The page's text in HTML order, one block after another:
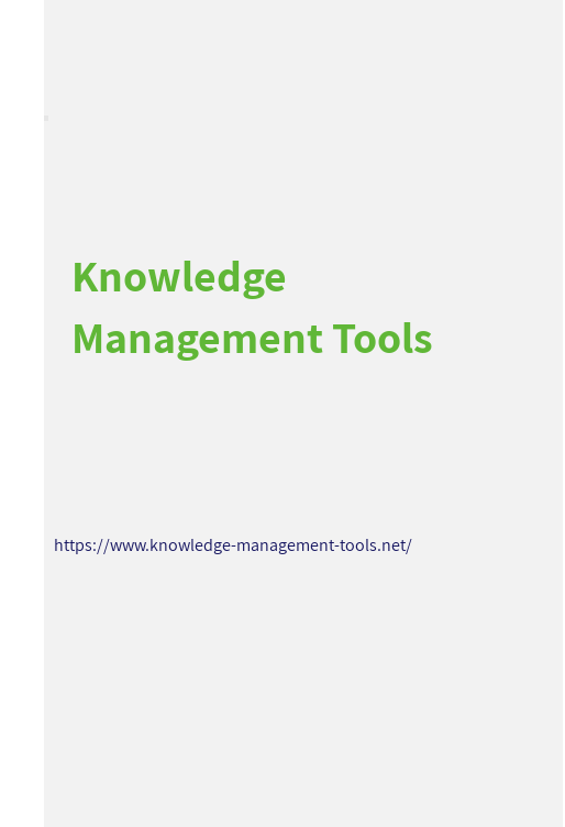
Knowledge
Management Tools
https://www.knowledge-management-tools.net/